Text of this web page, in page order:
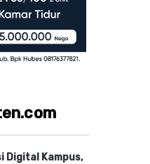
Digital Kampus,